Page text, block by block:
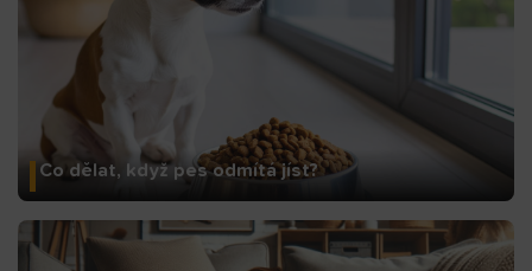
Co dělat, když pes odmítá jíst?